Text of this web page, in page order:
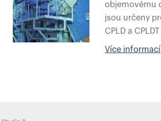
objemovému
jsou určeny
CPLD a
Více informací